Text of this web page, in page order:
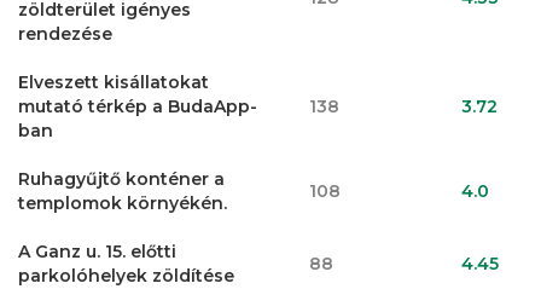
zöldterület igényes
rendezése
Elveszett kisállatokat
mutató térkép a BudaApp-
ban
138 3.72
Ruhagyűjtő konténer a
templomok környékén.
108 4.0
A Ganz u. 15. előtti
parkolóhelyek zöldítése
88 4.45